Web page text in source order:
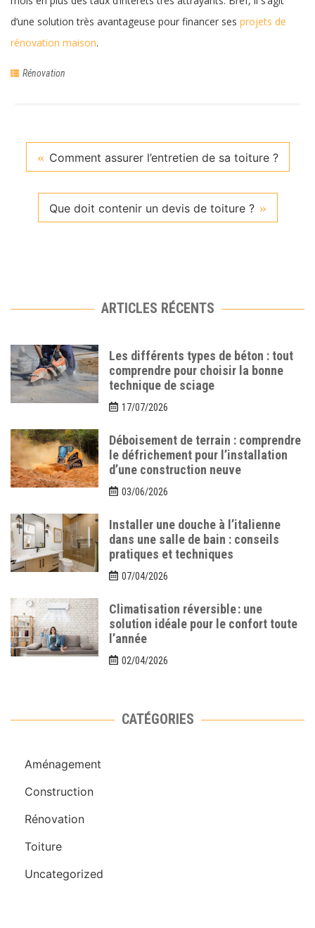
d’une solution très avantageuse pour financer ses projets de
rénovation maison.
Rénovation
Comment assurer l’entretien de sa toiture ?
Que doit contenir un devis de toiture ?
ARTICLES RÉCENTS
Les différents types de béton : tout
comprendre pour choisir la bonne
technique de sciage
17/07/2026
Déboisement de terrain : comprendre
le défrichement pour l’installation
d’une construction neuve
03/06/2026
Installer une douche à l’italienne
dans une salle de bain : conseils
pratiques et techniques
07/04/2026
Climatisation réversible : une
solution idéale pour le confort toute
l’année
02/04/2026
CATÉGORIES
Aménagement
Construction
Rénovation
Toiture
Uncategorized